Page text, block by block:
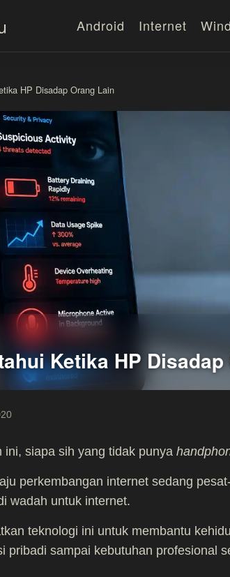
Android Internet
HP Disadap Orang Lain
Ketika HP
ini, siapa sih yang tidak punya
perkembangan internet sedang
wadah untuk internet.
teknologi ini untuk membantu
pribadi sampai kebutuhan profesional